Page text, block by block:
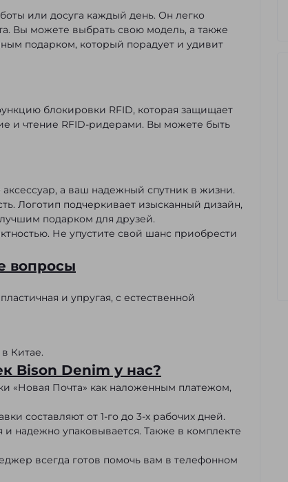
или досуга каждый день. Он легко
Вы можете выбрать свою модель, а также
подарком, который порадует и удивит
блокировки RFID, которая защищает
и чтение RFID-ридерами. Вы можете быть
а ваш надежный спутник в жизни.
Логотип подчеркивает изысканный дизайн,
подарком для друзей.
Не упустите свой шанс приобрести
вопросы
и упругая, с естественной
Китае.
Bison Denim у нас?
«Новая Почта» как наложенным платежом,
составляют от 1-го до 3-х рабочих дней.
надежно упаковывается. Также в комплекте
всегда готов помочь вам в телефонном